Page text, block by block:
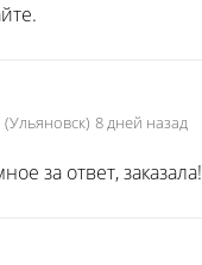
(Ульяновск) 8 дней назад
за ответ, заказала!